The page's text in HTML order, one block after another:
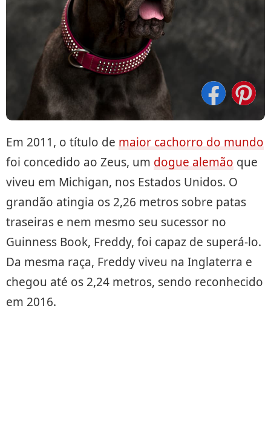
Em 2011, o título de maior cachorro do mundo
foi concedido ao Zeus, um dogue alemão que
viveu em Michigan, nos Estados Unidos. O
grandão atingia os 2,26 metros sobre patas
traseiras e nem mesmo seu sucessor no
Guinness Book, Freddy, foi capaz de superá-lo.
Da mesma raça, Freddy viveu na Inglaterra e
chegou até os 2,24 metros, sendo reconhecido
em 2016.